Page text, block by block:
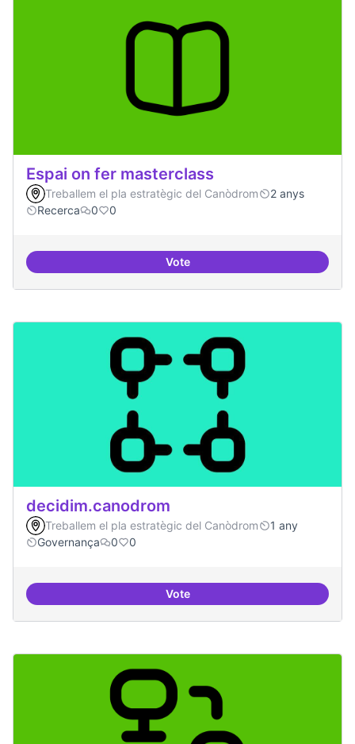
Espai on fer masterclass
Treballem el pla estratègic del Canòdrom
2 anys
Recerca
0 0
VoteEspai on fer masterclass
decidim.canodrom
Treballem el pla estratègic del Canòdrom
1 any
Governança
0 0
Votedecidim.canodrom